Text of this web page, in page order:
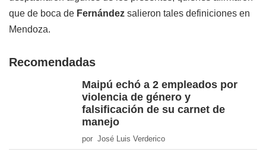
que de boca de Fernández salieron tales definiciones en
Mendoza.
Recomendadas
Maipú echó a 2 empleados por
violencia de género y
falsificación de su carnet de
manejo
por José Luis Verderico